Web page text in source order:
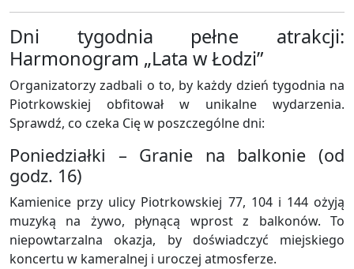
Dni tygodnia pełne atrakcji:
Harmonogram „Lata w Łodzi”
Organizatorzy zadbali o to, by każdy dzień tygodnia na
Piotrkowskiej obfitował w unikalne wydarzenia.
Sprawdź, co czeka Cię w poszczególne dni:
Poniedziałki – Granie na balkonie (od
godz. 16)
Kamienice przy ulicy Piotrkowskiej 77, 104 i 144 ożyją
muzyką na żywo, płynącą wprost z balkonów. To
niepowtarzalna okazja, by doświadczyć miejskiego
koncertu w kameralnej i uroczej atmosferze.